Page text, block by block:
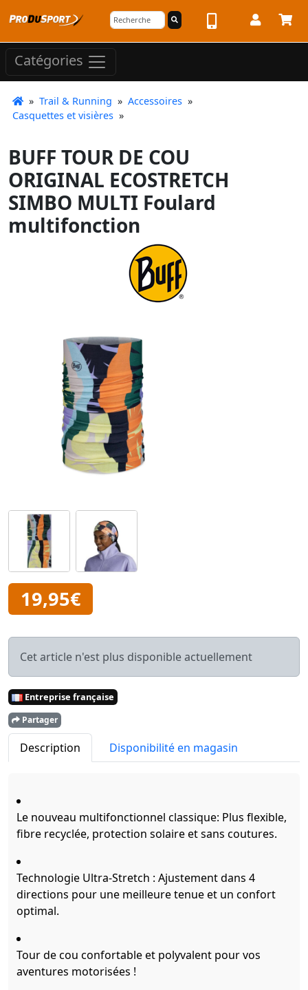
Catégories
» Trail & Running » Accessoires »
Casquettes et visières »
BUFF TOUR DE COU
ORIGINAL ECOSTRETCH
SIMBO MULTI Foulard
multifonction
19,95€
Cet article n'est plus disponible actuellement
Entreprise française
Partager
Description Disponibilité en magasin
Le nouveau multifonctionnel classique: Plus flexible,
fibre recyclée, protection solaire et sans coutures.
Technologie Ultra-Stretch : Ajustement dans 4
directions pour une meilleure tenue et un confort
optimal.
Tour de cou confortable et polyvalent pour vos
aventures motorisées !